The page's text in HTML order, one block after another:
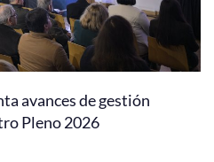
avances de gestión
Pleno 2026